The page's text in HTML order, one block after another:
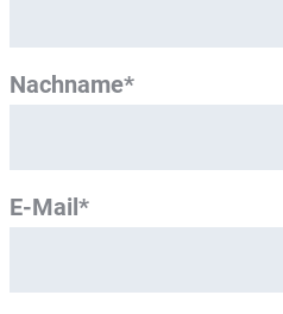
Nachname*
E-Mail*